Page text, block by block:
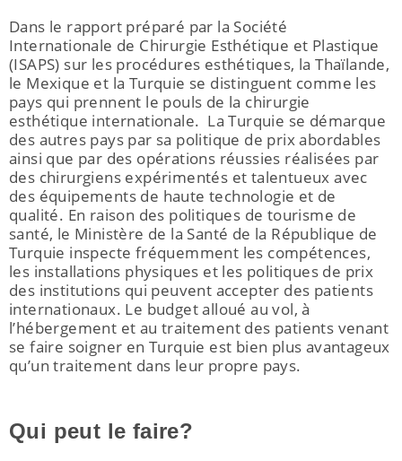
Dans le rapport préparé par la Société
Internationale de Chirurgie Esthétique et Plastique
(ISAPS) sur les procédures esthétiques, la Thaïlande,
le Mexique et la Turquie se distinguent comme les
pays qui prennent le pouls de la chirurgie
esthétique internationale. La Turquie se démarque
des autres pays par sa politique de prix abordables
ainsi que par des opérations réussies réalisées par
des chirurgiens expérimentés et talentueux avec
des équipements de haute technologie et de
qualité. En raison des politiques de tourisme de
santé, le Ministère de la Santé de la République de
Turquie inspecte fréquemment les compétences,
les installations physiques et les politiques de prix
des institutions qui peuvent accepter des patients
internationaux. Le budget alloué au vol, à
l’hébergement et au traitement des patients venant
se faire soigner en Turquie est bien plus avantageux
qu’un traitement dans leur propre pays.
Qui peut le faire?